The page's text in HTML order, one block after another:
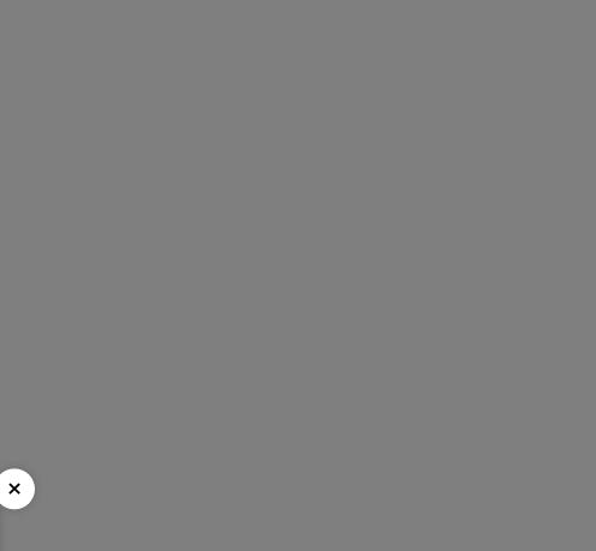
×